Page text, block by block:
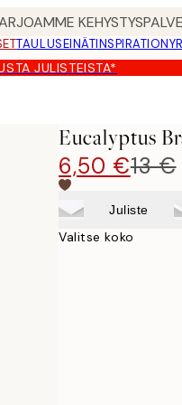
TAULUSEINÄTINSPIRATION
JULISTEISTA*
Eucalyptus
6,50 €13 €
Juliste
Valitse koko